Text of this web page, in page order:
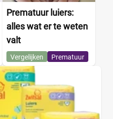
Prematuur luiers:
alles wat er te weten
valt
Vergelijken Prematuur